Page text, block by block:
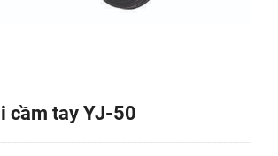
cầm tay YJ-50